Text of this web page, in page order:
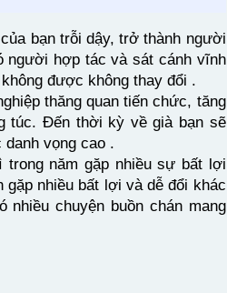
bạn trỗi dậy, trở thành người
người hợp tác và sát cánh vĩnh
được không thay đổi .
thăng quan tiến chức, tăng
túc. Đến thời kỳ về già bạn sẽ
vọng cao .
trong năm gặp nhiều sự bất lợi
gặp nhiều bất lợi và dễ đổi khác
nhiều chuyện buồn chán mang